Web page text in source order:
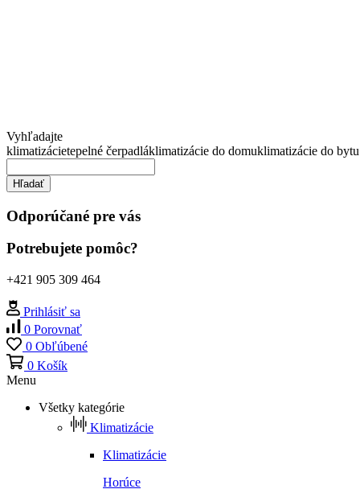
Vyhľadajte
klimatizácietepelné čerpadláklimatizácie do domuklimatizácie do bytu
Hľadať
Odporúčané pre vás
Potrebujete pomôc?
+421 905 309 464
Prihlásiť sa
0 Porovnať
0 Obľúbené
0 Košík
Menu
Všetky kategórie
Klimatizácie
Klimatizácie
Horúce